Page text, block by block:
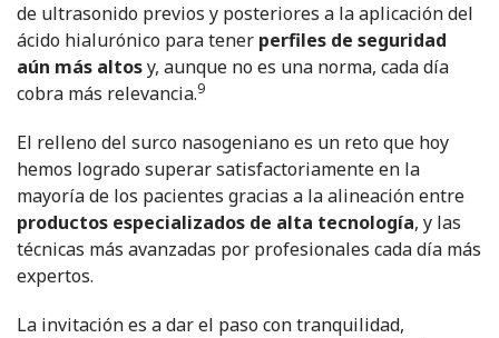
de ultrasonido previos y posteriores a la aplicación del
ácido hialurónico para tener perfiles de seguridad
aún más altosy, aunque no es una norma, cada día
cobra más relevancia.9
El relleno del surco nasogeniano es un reto que hoy
hemos logrado superar satisfactoriamente en la
mayoría de los pacientes gracias a la alineación entre
productos especializados de alta tecnología, y las
técnicas más avanzadas por profesionales cada día más
expertos.
La invitación es a dar el paso con tranquilidad,